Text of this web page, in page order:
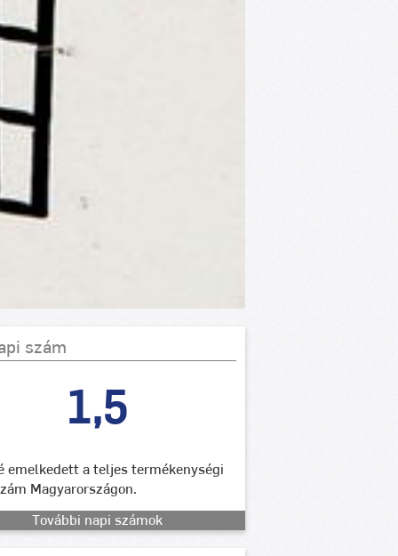
szám
1,5
emelkedett a teljes termékenységi
Magyarországon.
További napi számok